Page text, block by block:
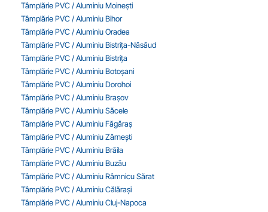
Tâmplărie PVC / Aluminiu Moinești
Tâmplărie PVC / Aluminiu Bihor
Tâmplărie PVC / Aluminiu Oradea
Tâmplărie PVC / Aluminiu Bistrița-Năsăud
Tâmplărie PVC / Aluminiu Bistrița
Tâmplărie PVC / Aluminiu Botoșani
Tâmplărie PVC / Aluminiu Dorohoi
Tâmplărie PVC / Aluminiu Brașov
Tâmplărie PVC / Aluminiu Săcele
Tâmplărie PVC / Aluminiu Făgăraș
Tâmplărie PVC / Aluminiu Zărnești
Tâmplărie PVC / Aluminiu Brăila
Tâmplărie PVC / Aluminiu Buzău
Tâmplărie PVC / Aluminiu Râmnicu Sărat
Tâmplărie PVC / Aluminiu Călărași
Tâmplărie PVC / Aluminiu Cluj-Napoca